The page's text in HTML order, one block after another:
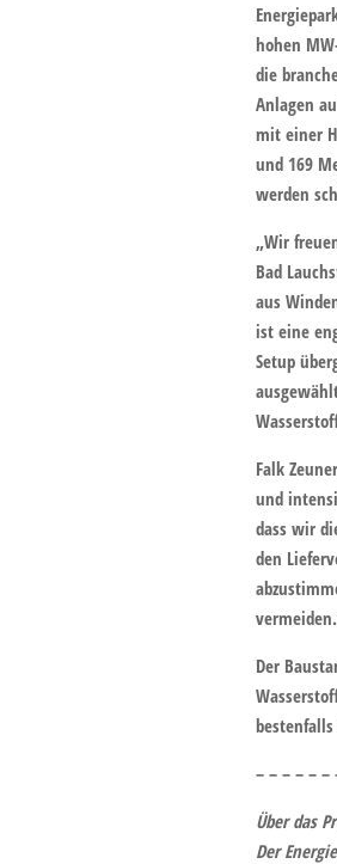
hohen
die
Anlagen
mit einer
und 169
werden
„Wir
Bad
aus
ist eine
Setup
Falk
und
dass wir
den
Der
bestenfalls
– – – – – –
Über das
Der